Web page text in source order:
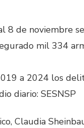
8 de noviembre
mil 334
a 2024 los
diario: SESNSP
Claudia